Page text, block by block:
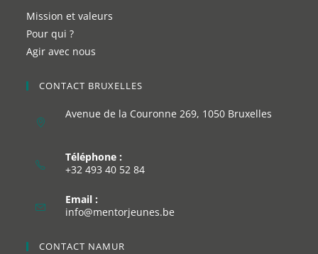
Mission et valeurs
Pour qui ?
Agir avec nous
CONTACT BRUXELLES
Avenue de la Couronne 269, 1050 Bruxelles
Téléphone :
+32 493 40 52 84
Email :
info@mentorjeunes.be
CONTACT NAMUR